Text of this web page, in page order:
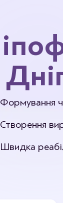
Формування
Створення
Швидка